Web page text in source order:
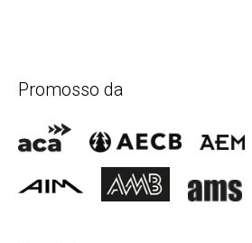
Promosso da